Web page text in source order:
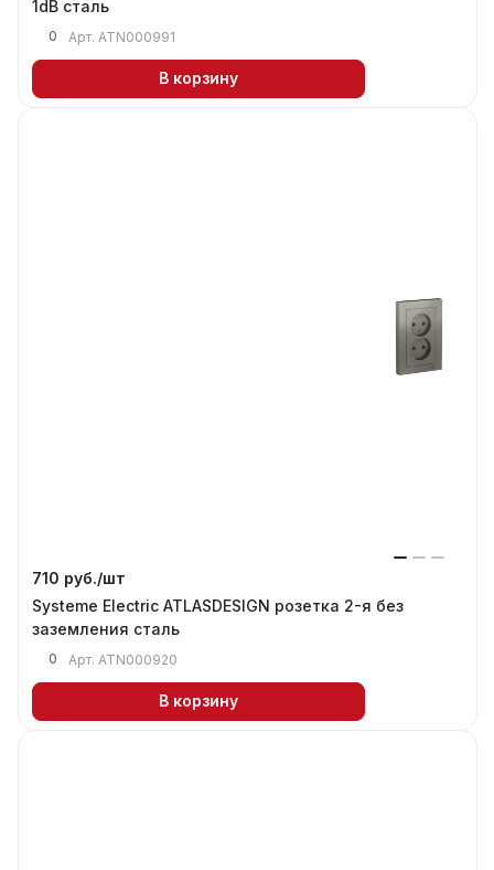
1dB сталь
0 Арт. ATN000991
В корзину
710 руб./шт
Systeme Electric ATLASDESIGN розетка 2-я без
заземления сталь
0 Арт. ATN000920
В корзину